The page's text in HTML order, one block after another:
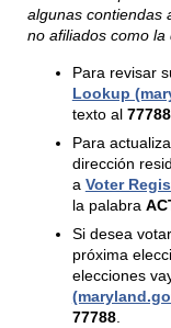
algunas contiendas
no afiliados como la
Para revisar
Lookup
texto al 77788
Para
dirección
a Voter
la palabra
Si desea
próxima
elecciones
77788.